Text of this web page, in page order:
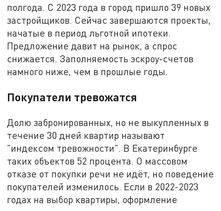
полгода. С 2023 года в город пришло 39 новых
застройщиков. Сейчас завершаются проекты,
начатые в период льготной ипотеки.
Предложение давит на рынок, а спрос
снижается. Заполняемость эскроу‑счетов
намного ниже, чем в прошлые годы.
Покупатели тревожатся
Долю забронированных, но не выкупленных в
течение 30 дней квартир называют
"индексом тревожности". В Екатеринбурге
таких объектов 52 процента. О массовом
отказе от покупки речи не идёт, но поведение
покупателей изменилось. Если в 2022-2023
годах на выбор квартиры, оформление